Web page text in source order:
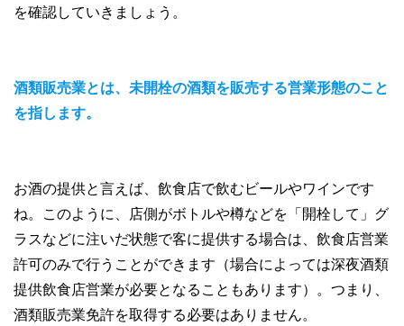
を確認していきましょう。
酒類販売業とは、未開栓の酒類を販売する営業形態のこと
を指します。
お酒の提供と言えば、飲食店で飲むビールやワインです
ね。このように、店側がボトルや樽などを「開栓して」グ
ラスなどに注いだ状態で客に提供する場合は、飲食店営業
許可のみで行うことができます（場合によっては深夜酒類
提供飲食店営業が必要となることもあります）。つまり、
酒類販売業免許を取得する必要はありません。